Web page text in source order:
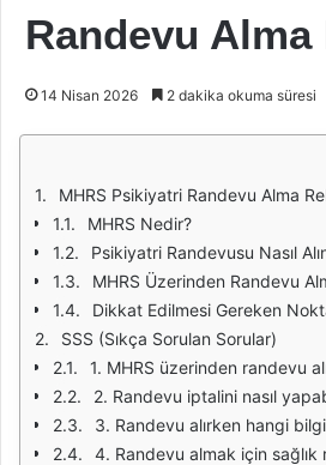
Randevu Alma
14 Nisan 2026 2 dakika okuma süresi
MHRS Psikiyatri Randevu Alma
MHRS Nedir?
Psikiyatri Randevusu Nasıl
MHRS Üzerinden Randevu
Dikkat Edilmesi Gereken
SSS (Sıkça Sorulan Sorular)
1. MHRS üzerinden randevu almak için
2. Randevu iptalini nasıl
3. Randevu alırken hangi
4. Randevu almak için sağlık